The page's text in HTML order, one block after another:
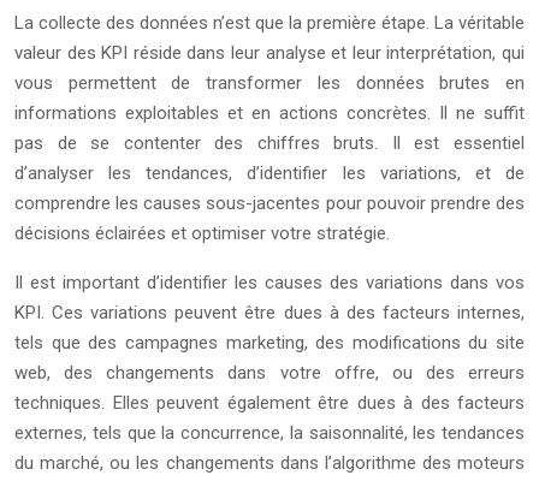
La collecte des données n’est que la première étape. La véritable
valeur des KPI réside dans leur analyse et leur interprétation, qui
vous permettent de transformer les données brutes en
informations exploitables et en actions concrètes. Il ne suffit
pas de se contenter des chiffres bruts. Il est essentiel
d’analyser les tendances, d’identifier les variations, et de
comprendre les causes sous-jacentes pour pouvoir prendre des
décisions éclairées et optimiser votre stratégie.
Il est important d’identifier les causes des variations dans vos
KPI. Ces variations peuvent être dues à des facteurs internes,
tels que des campagnes marketing, des modifications du site
web, des changements dans votre offre, ou des erreurs
techniques. Elles peuvent également être dues à des facteurs
externes, tels que la concurrence, la saisonnalité, les tendances
du marché, ou les changements dans l’algorithme des moteurs